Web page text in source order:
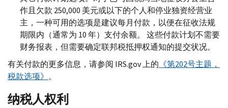
作且欠款 250,000 美元或以下的个人和停业独资经营业
主，一种可用的选项是建议每月付款，以便在征收法规
期限内（通常为 10 年）支付余额。 这些付款计划不需要
财务报表，但需要确定联邦税抵押权通知的提交状况。
有关付款的更多信息，请参阅 IRS.gov上的 《第202号主题，
税款选项》 。
纳税人权利